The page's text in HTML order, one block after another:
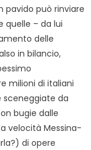
pavido può rinviare
quelle – da lui
delle
in bilancio,
milioni di italiani
da
bugie dalle
velocità Messina-
di opere